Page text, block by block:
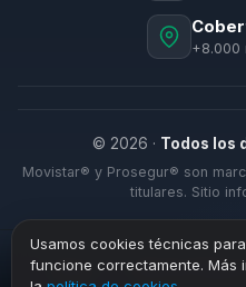
Usamos cookies técnicas
funcione correctamente. Más
+8.000
© 2026 · Todos los
Movistar® y Prosegur® son
titulares. Sitio
Inicio › Alarmas